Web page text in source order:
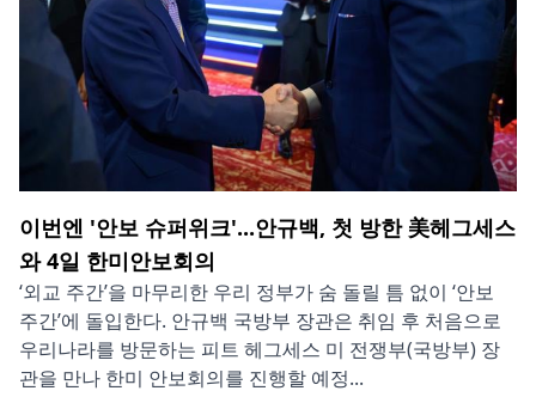
이번엔 '안보 슈퍼위크'...안규백, 첫 방한 美헤그세스
와 4일 한미안보회의
‘외교 주간’을 마무리한 우리 정부가 숨 돌릴 틈 없이 ‘안보
주간’에 돌입한다. 안규백 국방부 장관은 취임 후 처음으로
우리나라를 방문하는 피트 헤그세스 미 전쟁부(국방부) 장
관을 만나 한미 안보회의를 진행할 예정...